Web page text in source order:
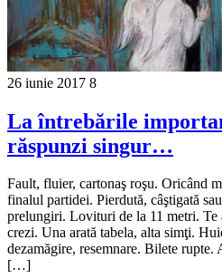
26 iunie 2017 8
La întrebările
răspunzi singur…
Fault, fluier, cartonaş roşu. Oricând
finalul partidei. Pierdută, câştigată
prelungiri. Lovituri de la 11 metri. Te
crezi. Una arată tabela, alta simţi.
dezamăgire, resemnare. Bilete
[…]